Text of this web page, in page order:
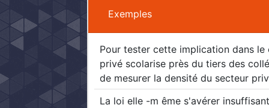
Exemples
Pour tester cette implication dans
privé scolarise près du tiers des
de mesurer la densité du secteur
La loi elle -m ême s'avérer